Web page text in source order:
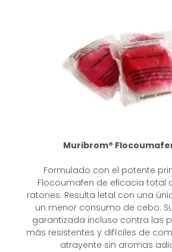
Muribrom®
Formulado con el potente
Flocoumafen de eficacia total
ratones. Resulta letal con una
un menor consumo de cebo.
garantizada incluso contra las
más resistentes y difíciles de
atrayente sin aromas